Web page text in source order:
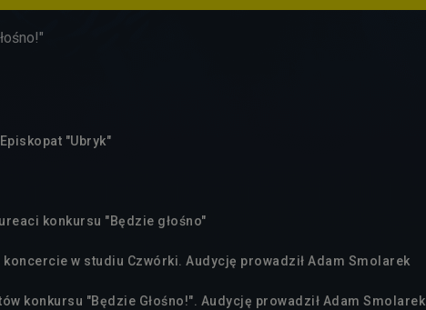
"Ubryk"
konkursu "Będzie głośno"
w studiu Czwórki. Audycję prowadził Adam Smolarek
konkursu "Będzie Głośno!". Audycję prowadził Adam Smolarek